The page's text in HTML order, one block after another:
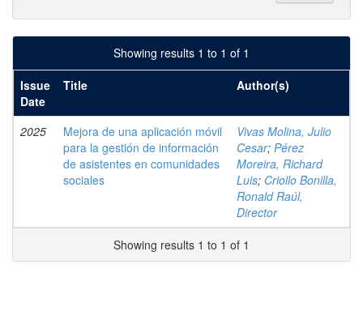
Showing results 1 to 1 of 1
Issue
Date
Title Author(s)
2025
Mejora de una aplicación móvil
para la gestión de información
de asistentes en comunidades
sociales
Vivas Molina, Julio
Cesar; Pérez
Moreira, Richard
Luis; Criollo Bonilla,
Ronald Raúl,
Director
Showing results 1 to 1 of 1